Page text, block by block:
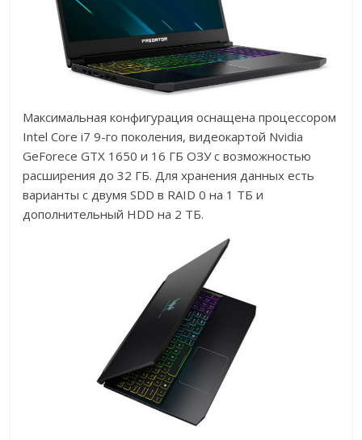
Максимальная конфигурация оснащена процессором
Intel Core i7 9-го поколения, видеокартой Nvidia
GeForece GTX 1650 и 16 ГБ ОЗУ с возможностью
расширения до 32 ГБ. Для хранения данных есть
варианты с двумя SDD в RAID 0 на 1 ТБ и
дополнительный HDD на 2 ТБ.